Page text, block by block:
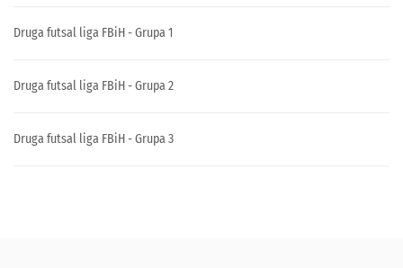
Druga futsal liga FBiH - Grupa 1
Druga futsal liga FBiH - Grupa 2
Druga futsal liga FBiH - Grupa 3